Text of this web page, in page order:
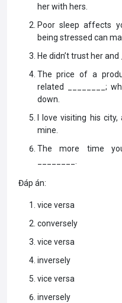
her with hers.
Poor sleep affects
being stressed can
He didn’t trust her and
The price of a
related ________;
down.
I love visiting his
mine.
The more time
Đáp án:
vice versa
conversely
vice versa
inversely
vice versa
inversely